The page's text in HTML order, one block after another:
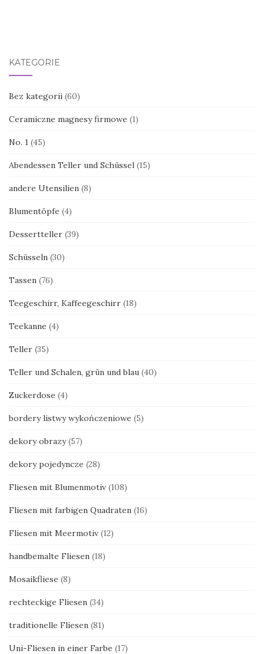
KATEGORIE
Bez kategorii (60)
Ceramiczne magnesy firmowe (1)
No. 1 (45)
Abendessen Teller und Schüssel (15)
andere Utensilien (8)
Blumentöpfe (4)
Dessertteller (39)
Schüsseln (30)
Tassen (76)
Teegeschirr, Kaffeegeschirr (18)
Teekanne (4)
Teller (35)
Teller und Schalen, grün und blau (40)
Zuckerdose (4)
bordery listwy wykończeniowe (5)
dekory obrazy (57)
dekory pojedyncze (28)
Fliesen mit Blumenmotiv (108)
Fliesen mit farbigen Quadraten (16)
Fliesen mit Meermotiv (12)
handbemalte Fliesen (18)
Mosaikfliese (8)
rechteckige Fliesen (34)
traditionelle Fliesen (81)
Uni-Fliesen in einer Farbe (17)